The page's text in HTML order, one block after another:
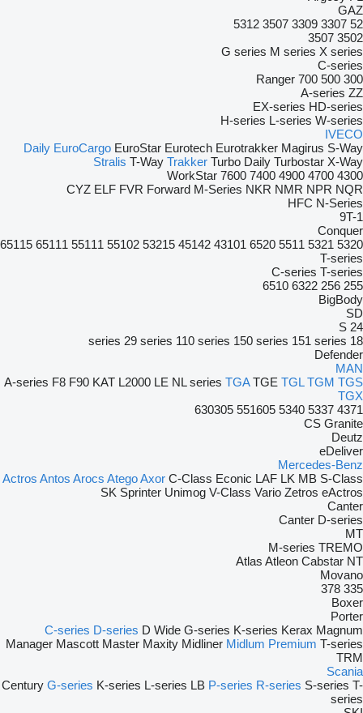
GAZ
52
3307
3309
3507
5312
3502
3507
G series M series X series
C-series
300
500
700
Ranger
A-series ZZ
EX-series HD-series
H-series L-series W-series
IVECO
Daily EuroCargo EuroStar Eurotech Eurotrakker Magirus S-Way
Stralis T-Way Trakker Turbo Daily Turbostar X-Way
4300
4700
4900
7400
7600
WorkStar
CYZ ELF FVR Forward M-Series NKR NMR NPR NQR
HFC N-Series
9T-1
Conquer
5320
5321
5511
6520
43101
45142
53215
55102
55111
65111
65115
T-series
C-series T-series
255
256
6322
6510
BigBody
SD
S 24
18 series
29 series 110 series 150 series 151 series
Defender
MAN
A-series F8 F90 KAT L2000 LE NL series TGA TGE TGL TGM TGS
TGX
4371
5337
5340
551605
630305
CS Granite
Deutz
eDeliver
Mercedes-Benz
Actros Antos Arocs AtegoAxor C-Class Econic LAF LK MB S-Class
SK Sprinter Unimog V-Class Vario Zetros eActros
Canter
Canter D-series
MT
M-series TREMO
Atlas Atleon Cabstar NT
Movano
335
378
Boxer
Porter
C-series D-series D Wide G-series K-series Kerax Magnum
Manager Mascott Master Maxity Midliner Midlum Premium T-series
TRM
Scania
Century G-series K-series L-series LB P-series R-series S-series T-
series